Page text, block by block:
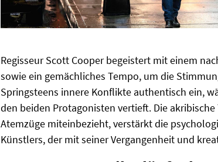
Regisseur Scott Cooper begeistert mit einem
sowie ein gemächliches Tempo, um die
Springsteens innere Konflikte authentisch ein,
den beiden Protagonisten vertieft. Die
Atemzüge miteinbezieht, verstärkt die
Künstlers, der mit seiner Vergangenheit und